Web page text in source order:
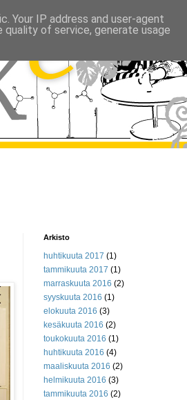
Arkisto
huhtikuuta 2017 (1)
tammikuuta 2017 (1)
marraskuuta 2016 (2)
syyskuuta 2016 (1)
elokuuta 2016 (3)
kesäkuuta 2016 (2)
toukokuuta 2016 (1)
huhtikuuta 2016 (4)
maaliskuuta 2016 (2)
helmikuuta 2016 (3)
tammikuuta 2016 (2)
Your IP address and user-agent
of service, generate usage